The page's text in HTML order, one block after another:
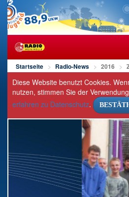
Startseite Radio-News 2016
Diese Website benutzt Cookies.
nutzen, stimmen Sie der
erfahren zu Datenschutz.